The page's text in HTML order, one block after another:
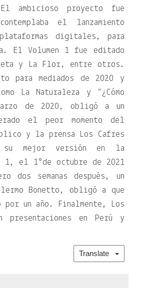
ambicioso proyecto fue
el lanzamiento
digitales, para
El Volumen 1 fue editado
y La Flor, entre otros.
para mediados de 2020 y
La Naturaleza y “¿Cómo
de 2020, obligó a un
el peor momento del
y la prensa Los Cafres
su mejor versión en la
1, el 1°de octubre de 2021
dos semanas después, un
Bonetto, obligó a que
por un año. Finalmente, Los
presentaciones en Perú y
Translate